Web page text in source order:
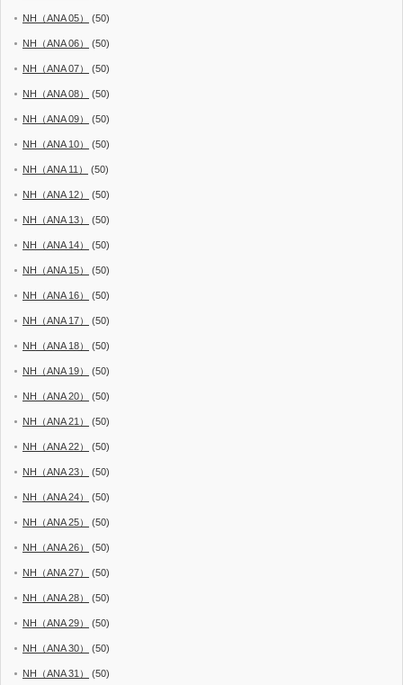
NH（ANA 05） (50)
NH（ANA 06） (50)
NH（ANA 07） (50)
NH（ANA 08） (50)
NH（ANA 09） (50)
NH（ANA 10） (50)
NH（ANA 11） (50)
NH（ANA 12） (50)
NH（ANA 13） (50)
NH（ANA 14） (50)
NH（ANA 15） (50)
NH（ANA 16） (50)
NH（ANA 17） (50)
NH（ANA 18） (50)
NH（ANA 19） (50)
NH（ANA 20） (50)
NH（ANA 21） (50)
NH（ANA 22） (50)
NH（ANA 23） (50)
NH（ANA 24） (50)
NH（ANA 25） (50)
NH（ANA 26） (50)
NH（ANA 27） (50)
NH（ANA 28） (50)
NH（ANA 29） (50)
NH（ANA 30） (50)
NH（ANA 31） (50)